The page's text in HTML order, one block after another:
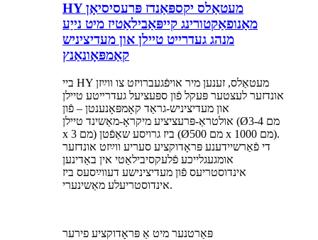
HY מעטאַלס ​​יקספּאַנדז פּרעסיסיאָן
מאַנופאַקטורינג קייפּאַבילאַטיז מיט נייַע
מנהג געדרייט טיילן און מעדיציניש
קאַמפּאָונאַנץ
ביי HY מעטאַלס, זענען מיר אויפֿגעברויזט צו ווײַזן
אונדזער לעצטער פּעקל פֿון ספּעציעל געדרײטע טיילן
און מעדיציניש-גראַד קאָמפּאָנענטן – פֿון
אולטראַ-פּרעציציע מיקראָ-מאַשינד טיילן (Ø3-4 מם
x 3 מם) ביז גרויסע שאַפֿטן (Ø500 מם x 1000 מם).
די פֿאַרשיידענע פּראָדוקציע סעריע ווײַזט אונדזער
אומגעגלייכע פֿלעקסיבילאַטי אין באַדינען
אינדוסטריעס פֿון מעדיצינישע דעווײַסעס ביז
אינדוסטריעלע מאַשינערי.
פּאַרטנער מיט אַ פּראָדוקציע פירער